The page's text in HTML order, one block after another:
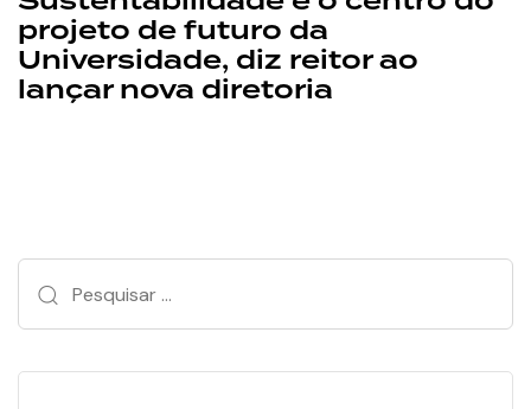
projeto de futuro da
Universidade, diz reitor ao
lançar nova diretoria